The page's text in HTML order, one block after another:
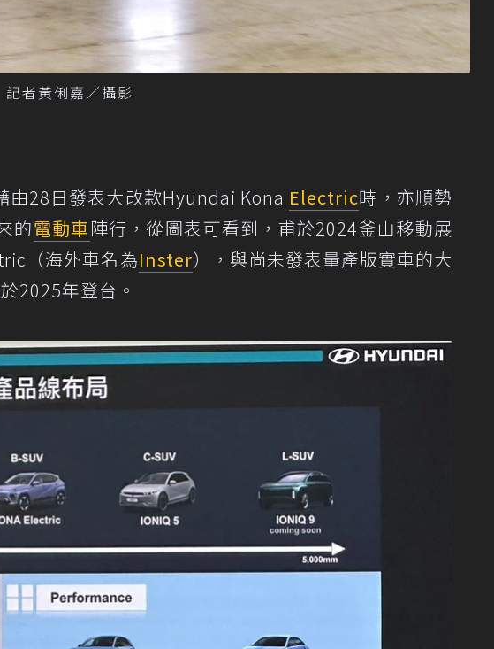
者黃俐嘉／攝影
由28日發表大改款Hyundai Kona Electric時，亦順勢
的電動車陣行，從圖表可看到，甫於2024釜山移動展
（海外車名為Inster），與尚未發表量產版實車的大
2025年登台。